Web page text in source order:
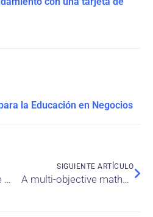
la Educación en Negocios
Decidir mejor antes de salir al mercado: el valor del design thinking basado en evidencia
SIGUIENTE ARTÍCULO
A multi-objective mathematical model for hub location-allocation with inspection under uncertainty: a benders decomposition approach